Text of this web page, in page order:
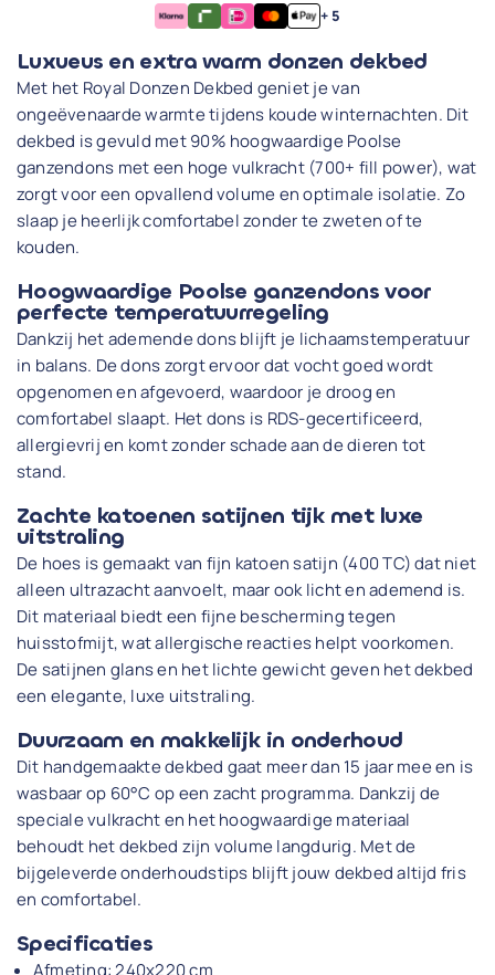
+ 5
Luxueus en extra warm donzen dekbed
Met het Royal Donzen Dekbed geniet je van
ongeëvenaarde warmte tijdens koude winternachten. Dit
dekbed is gevuld met 90% hoogwaardige Poolse
ganzendons met een hoge vulkracht (700+ fill power), wat
zorgt voor een opvallend volume en optimale isolatie. Zo
slaap je heerlijk comfortabel zonder te zweten of te
kouden.
Hoogwaardige Poolse ganzendons voor
perfecte temperatuurregeling
Dankzij het ademende dons blijft je lichaamstemperatuur
in balans. De dons zorgt ervoor dat vocht goed wordt
opgenomen en afgevoerd, waardoor je droog en
comfortabel slaapt. Het dons is RDS-gecertificeerd,
allergievrij en komt zonder schade aan de dieren tot
stand.
Zachte katoenen satijnen tijk met luxe
uitstraling
De hoes is gemaakt van fijn katoen satijn (400 TC) dat niet
alleen ultrazacht aanvoelt, maar ook licht en ademend is.
Dit materiaal biedt een fijne bescherming tegen
huisstofmijt, wat allergische reacties helpt voorkomen.
De satijnen glans en het lichte gewicht geven het dekbed
een elegante, luxe uitstraling.
Duurzaam en makkelijk in onderhoud
Dit handgemaakte dekbed gaat meer dan 15 jaar mee en is
wasbaar op 60°C op een zacht programma. Dankzij de
speciale vulkracht en het hoogwaardige materiaal
behoudt het dekbed zijn volume langdurig. Met de
bijgeleverde onderhoudstips blijft jouw dekbed altijd fris
en comfortabel.
Specificaties
Afmeting: 240x220 cm